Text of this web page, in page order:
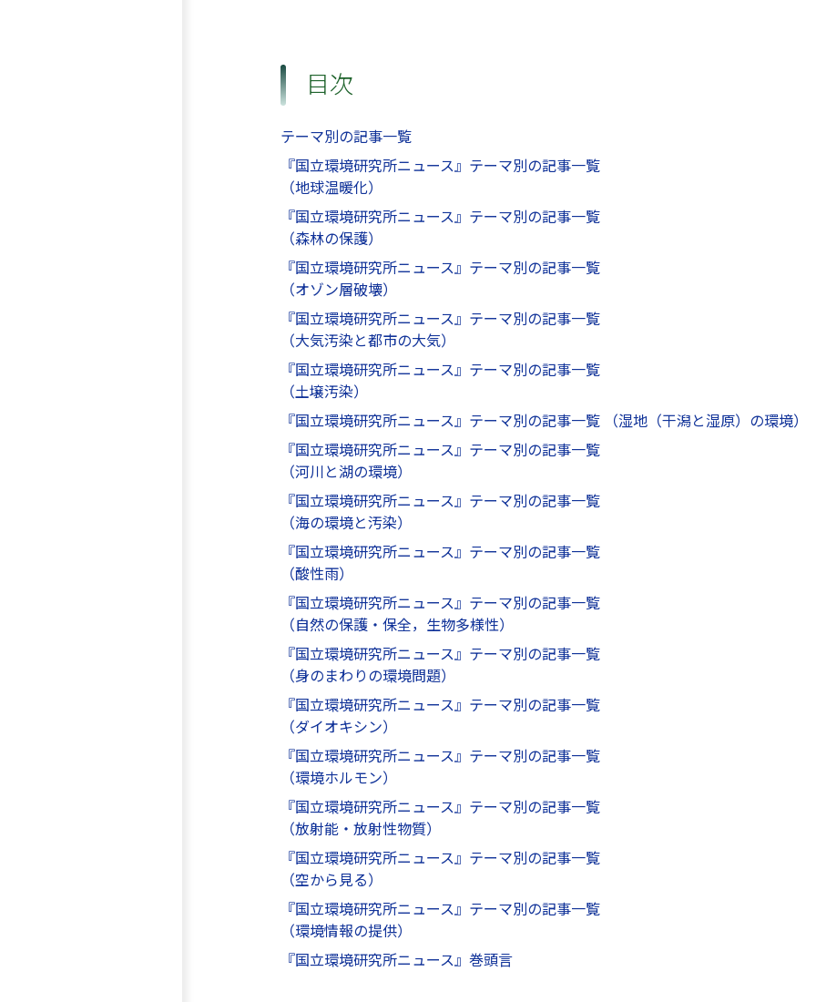
目次
テーマ別の記事一覧
『国立環境研究所ニュース』テーマ別の記事一覧
（地球温暖化）
『国立環境研究所ニュース』テーマ別の記事一覧
（森林の保護）
『国立環境研究所ニュース』テーマ別の記事一覧
（オゾン層破壊）
『国立環境研究所ニュース』テーマ別の記事一覧
（大気汚染と都市の大気）
『国立環境研究所ニュース』テーマ別の記事一覧
（土壌汚染）
『国立環境研究所ニュース』テーマ別の記事一覧 （湿地（干潟と湿原）の環境）
『国立環境研究所ニュース』テーマ別の記事一覧
（河川と湖の環境）
『国立環境研究所ニュース』テーマ別の記事一覧
（海の環境と汚染）
『国立環境研究所ニュース』テーマ別の記事一覧
（酸性雨）
『国立環境研究所ニュース』テーマ別の記事一覧
（自然の保護・保全，生物多様性）
『国立環境研究所ニュース』テーマ別の記事一覧
（身のまわりの環境問題）
『国立環境研究所ニュース』テーマ別の記事一覧
（ダイオキシン）
『国立環境研究所ニュース』テーマ別の記事一覧
（環境ホルモン）
『国立環境研究所ニュース』テーマ別の記事一覧
（放射能・放射性物質）
『国立環境研究所ニュース』テーマ別の記事一覧
（空から見る）
『国立環境研究所ニュース』テーマ別の記事一覧
（環境情報の提供）
『国立環境研究所ニュース』巻頭言